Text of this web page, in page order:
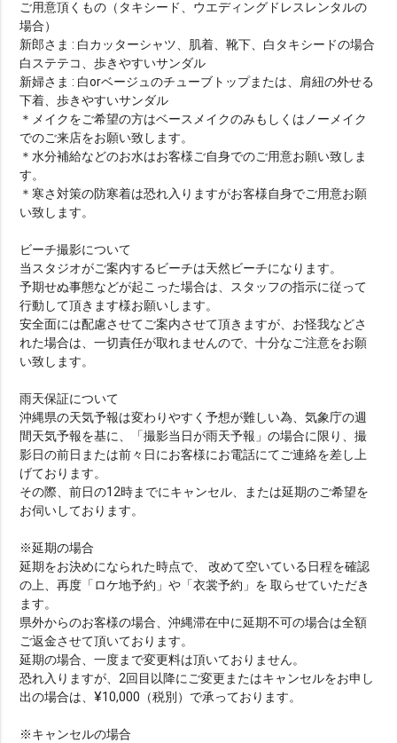
ご用意頂くもの（タキシード、ウエディングドレスレンタルの
場合）
新郎さま : 白カッターシャツ、肌着、靴下、白タキシードの場合
白ステテコ、歩きやすいサンダル
新婦さま : 白orベージュのチューブトップまたは、肩紐の外せる
下着、歩きやすいサンダル
＊メイクをご希望の方はベースメイクのみもしくはノーメイク
でのご来店をお願い致します。
＊水分補給などのお水はお客様ご自身でのご用意お願い致しま
す。
＊寒さ対策の防寒着は恐れ入りますがお客様自身でご用意お願
い致します。
ビーチ撮影について
当スタジオがご案内するビーチは天然ビーチになります。
予期せぬ事態などが起こった場合は、スタッフの指示に従って
行動して頂きます様お願いします。
安全面には配慮させてご案内させて頂きますが、お怪我などさ
れた場合は、一切責任が取れませんので、十分なご注意をお願
い致します。
雨天保証について
沖縄県の天気予報は変わりやすく予想が難しい為、気象庁の週
間天気予報を基に、「撮影当日が雨天予報」の場合に限り、撮
影日の前日または前々日にお客様にお電話にてご連絡を差し上
げております。
その際、前日の12時までにキャンセル、または延期のご希望を
お伺いしております。
※延期の場合
延期をお決めになられた時点で、 改めて空いている日程を確認
の上、再度「ロケ地予約」や「衣裳予約」を 取らせていただき
ます。
県外からのお客様の場合、沖縄滞在中に延期不可の場合は全額
ご返金させて頂いております。
延期の場合、一度まで変更料は頂いておりません。
恐れ入りますが、2回目以降にご変更またはキャンセルをお申し
出の場合は、¥10,000（税別）で承っております。
※キャンセルの場合